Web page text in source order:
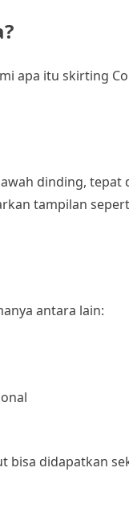
apa itu skirting
dinding,
tampilan
antara lain:
didapatkan